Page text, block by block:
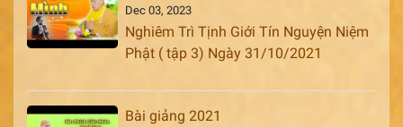
Dec 03, 2023
Nghiêm Trì Tịnh Giới Tín Nguyện Niệm
Phật ( tập 3) Ngày 31/10/2021
Bài giảng 2021